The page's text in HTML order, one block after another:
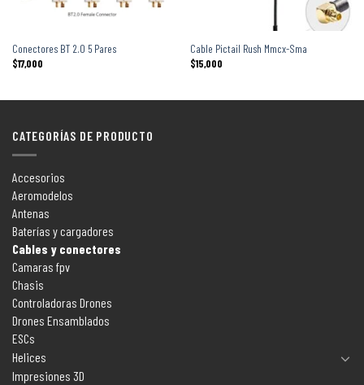
Conectores BT 2.0 5 Pares
$17,000
Cable Pictail Rush Mmcx-Sma
$15,000
CATEGORÍAS DE PRODUCTO
Accesorios
Aeromodelos
Antenas
Baterías y cargadores
Cables y conectores
Camaras fpv
Chasis
Controladoras Drones
Drones Ensamblados
ESCs
Helices
Impresiones 3D